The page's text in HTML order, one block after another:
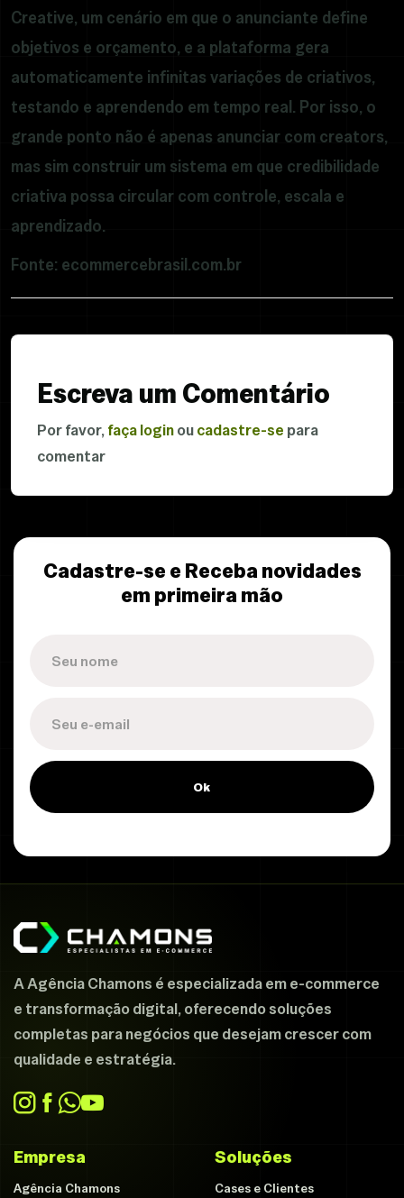
Creative, um cenário em que o anunciante define
objetivos e orçamento, e a plataforma gera
automaticamente infinitas variações de criativos,
testando e aprendendo em tempo real. Por isso, o
grande ponto não é apenas anunciar com creators,
mas sim construir um sistema em que credibilidade
criativa possa circular com controle, escala e
aprendizado.
Fonte: ecommercebrasil.com.br
Escreva um Comentário
Por favor,faça loginoucadastre-se para
comentar
Cadastre-se e Receba novidades
em primeira mão
Ok
A Agência Chamons é especializada em e-commerce
e transformação digital, oferecendo soluções
completas para negócios que desejam crescer com
qualidade e estratégia.
Empresa
Agência Chamons
Soluções
Cases e Clientes